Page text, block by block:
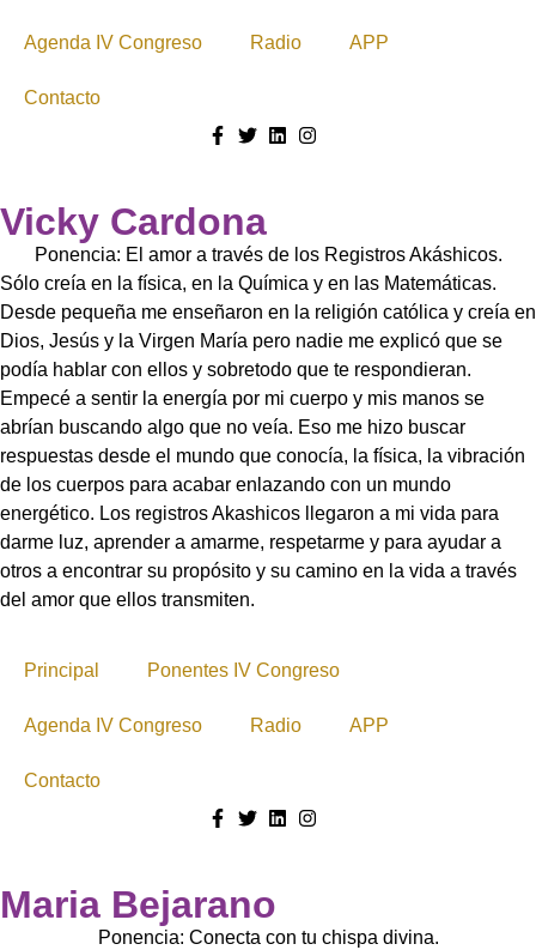
Agenda IV Congreso Radio APP
Contacto
Vicky Cardona
Ponencia: El amor a través de los Registros Akáshicos.
Sólo creía en la física, en la Química y en las Matemáticas.
Desde pequeña me enseñaron en la religión católica y creía en
Dios, Jesús y la Virgen María pero nadie me explicó que se
podía hablar con ellos y sobretodo que te respondieran.
Empecé a sentir la energía por mi cuerpo y mis manos se
abrían buscando algo que no veía. Eso me hizo buscar
respuestas desde el mundo que conocía, la física, la vibración
de los cuerpos para acabar enlazando con un mundo
energético. Los registros Akashicos llegaron a mi vida para
darme luz, aprender a amarme, respetarme y para ayudar a
otros a encontrar su propósito y su camino en la vida a través
del amor que ellos transmiten.
Principal Ponentes IV Congreso
Agenda IV Congreso Radio APP
Contacto
Maria Bejarano
Ponencia: Conecta con tu chispa divina.